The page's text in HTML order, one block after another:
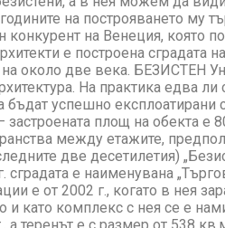
на построяването му
на Венеция, която
е построена сградата
около две века. БЕЗИСТЕН
На практика едва
бъдат успешно експлоатирани
площ на обекта е
между етажите,
две десетилетия)
сградата е наименувана
е от 2002 г., когато в нея
и като комплекс с нея се е